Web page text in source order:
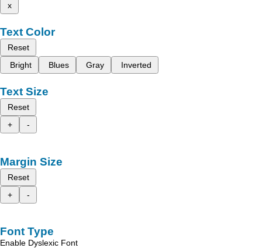
x
Text Color
Reset
Bright
Blues Gray Inverted
Text Size
Reset
+
-
Margin Size
Reset
+
-
Font Type
Enable Dyslexic Font